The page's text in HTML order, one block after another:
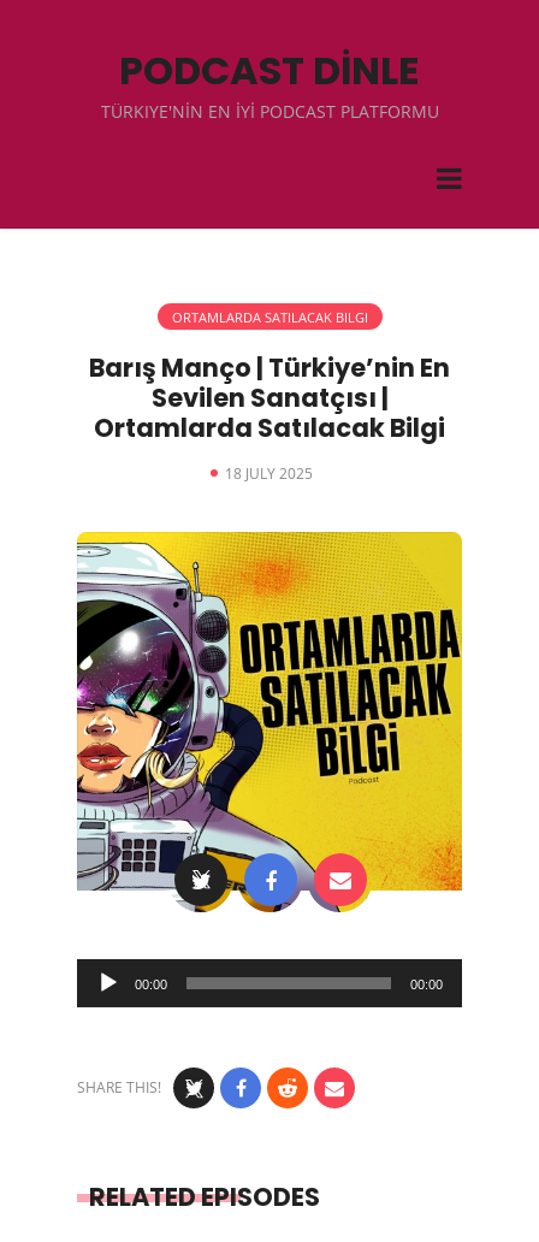
PODCAST DİNLE
TÜRKIYE'NİN EN İYİ PODCAST PLATFORMU
ORTAMLARDA SATILACAK BILGI
Barış Manço | Türkiye’nin En
Sevilen Sanatçısı |
Ortamlarda Satılacak Bilgi
18 JULY 2025
Audio
Player
00:00 00:00
SHARE THIS!
RELATED EPISODES